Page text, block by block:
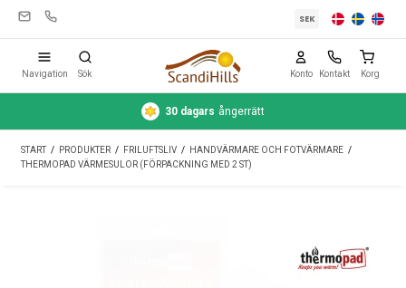
Tält
SEK
Navigation Sök Konto Kontakt Korg
30 dagars ångerrätt
START / PRODUKTER / FRILUFTSLIV / HANDVÄRMARE OCH FOTVÄRMARE /
THERMOPAD VÄRMESULOR (FÖRPACKNING MED 2 ST)